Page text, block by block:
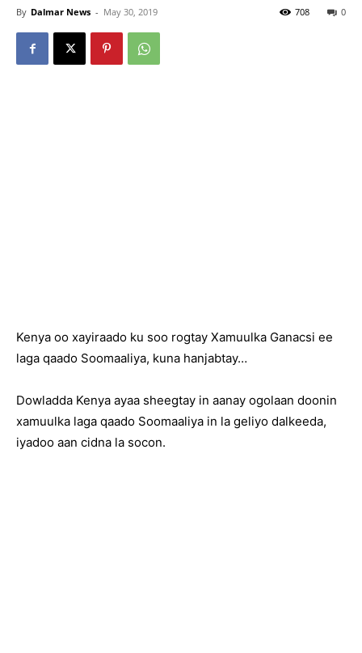
By Dalmar News - May 30, 2019 0
708
Kenya oo xayiraado ku soo rogtay Xamuulka Ganacsi ee
laga qaado Soomaaliya, kuna hanjabtay…
Dowladda Kenya ayaa sheegtay in aanay ogolaan doonin
xamuulka laga qaado Soomaaliya in la geliyo dalkeeda,
iyadoo aan cidna la socon.